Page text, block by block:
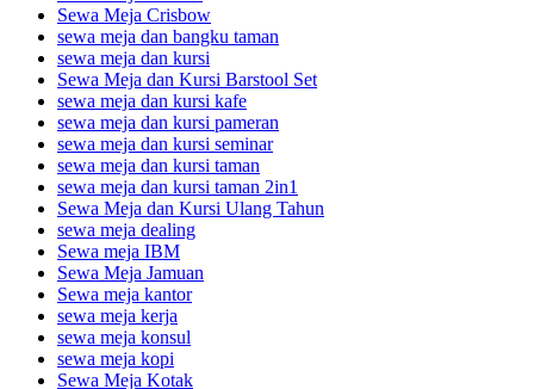
Sewa Meja Crisbow
sewa meja dan bangku taman
sewa meja dan kursi
Sewa Meja dan Kursi Barstool Set
sewa meja dan kursi kafe
sewa meja dan kursi pameran
sewa meja dan kursi seminar
sewa meja dan kursi taman
sewa meja dan kursi taman 2in1
Sewa Meja dan Kursi Ulang Tahun
sewa meja dealing
Sewa meja IBM
Sewa Meja Jamuan
Sewa meja kantor
sewa meja kerja
sewa meja konsul
sewa meja kopi
Sewa Meja Kotak